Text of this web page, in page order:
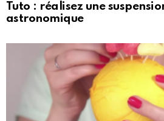
Tuto : réalisez une
astronomique